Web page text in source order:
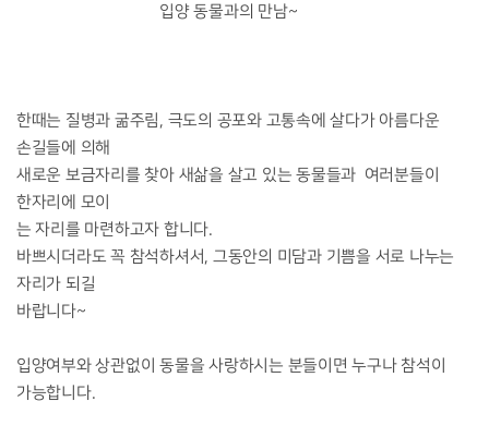
입양 동물과의 만남~
한때는 질병과 굶주림, 극도의 공포와 고통속에 살다가 아름다운
손길들에 의해
새로운 보금자리를 찾아 새삶을 살고 있는 동물들과 여러분들이
한자리에 모이
는 자리를 마련하고자 합니다.
바쁘시더라도 꼭 참석하셔서, 그동안의 미담과 기쁨을 서로 나누는
자리가 되길
바랍니다~
입양여부와 상관없이 동물을 사랑하시는 분들이면 누구나 참석이
가능합니다.